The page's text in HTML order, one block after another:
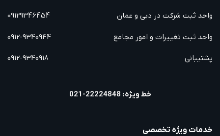
واحد ثبت شرکت در دبی و عمان
واحد ثبت تغییرات و امور مجامع
پشتیبانی
09129346454
0912-9340944
0912-9340918
خط ویژه: 22224848-021
خدمات ویژه تخصصی